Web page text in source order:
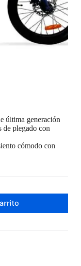
última generación
de plegado con
cómodo con